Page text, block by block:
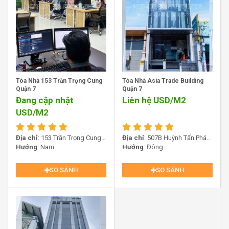
Thiết kế của New City Office Quận 7 mang đậm phong
cách hiện đại với hình khối vuông vức, tạo nên một vẻ
ngoài mạnh mẽ và chuyên nghiệp. Toàn bộ bề mặt tòa
nhà được bao bọc bởi lớp kính lớn, giúp tối ưu hóa ánh
sáng tự nhiên, tạo cảm giác thoáng đãng và thân thiện
với môi trường.
Tòa Nhà 153 Trần Trọng Cung
Quận 7
Đang cập nhật
USD/M2
Địa chỉ: 153 Trần Trọng Cung,
Phường Tân Thuận, Quận 7
Hướng : Nam
SO SÁNH
Tòa Nhà Asia Trade Building
Quận 7
Liên hệ USD/M2
Địa chỉ: 507B Huỳnh Tấn Phát,
Phường Tân Thuận, Quận 7,
Hướng : Đông
SO SÁNH